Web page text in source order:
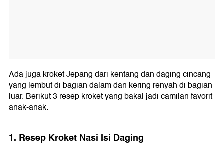
Ada juga kroket Jepang dari kentang dan daging cincang
yang lembut di bagian dalam dan kering renyah di bagian
luar. Berikut 3 resep kroket yang bakal jadi camilan favorit
anak-anak.
1. Resep Kroket Nasi Isi Daging